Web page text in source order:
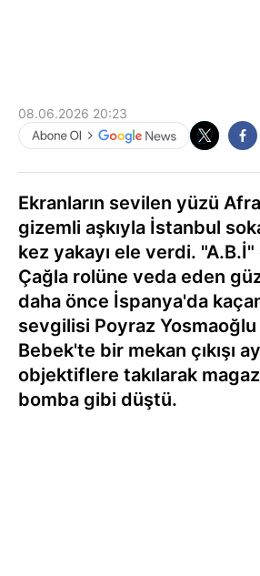
08.06.2026 20:23
Ekranların sevilen yüzü
gizemli aşkıyla İstanbul
kez yakayı ele verdi.
Çağla rolüne veda eden
daha önce İspanya'da
sevgilisi Poyraz
Bebek'te bir mekan çıkışı
objektiflere takılarak
bomba gibi düştü.